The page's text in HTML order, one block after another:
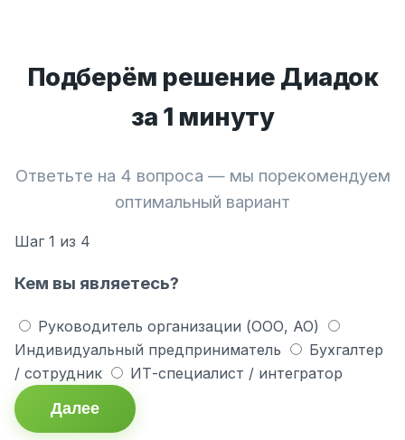
Подберём решение Диадок
за 1 минуту
Ответьте на 4 вопроса — мы порекомендуем
оптимальный вариант
Шаг 1 из 4
Кем вы являетесь?
Руководитель организации (ООО, АО)
Индивидуальный предприниматель
Бухгалтер
/ сотрудник
ИТ-специалист / интегратор
Далее